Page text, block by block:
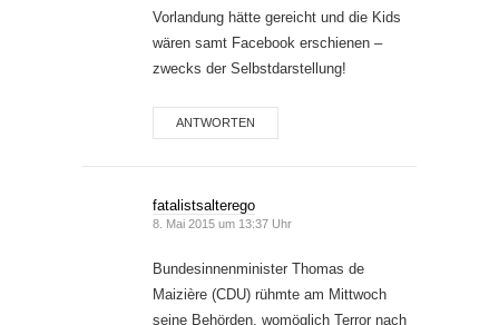
Vorlandung hätte gereicht und die Kids
wären samt Facebook erschienen –
zwecks der Selbstdarstellung!
ANTWORTEN
fatalistsalterego
8. Mai 2015 um 13:37 Uhr
Bundesinnenminister Thomas de
Maizière (CDU) rühmte am Mittwoch
seine Behörden, womöglich Terror nach